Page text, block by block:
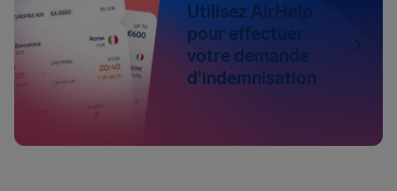
Utilisez AirHelp
pour effectuer
votre demande
d'indemnisation